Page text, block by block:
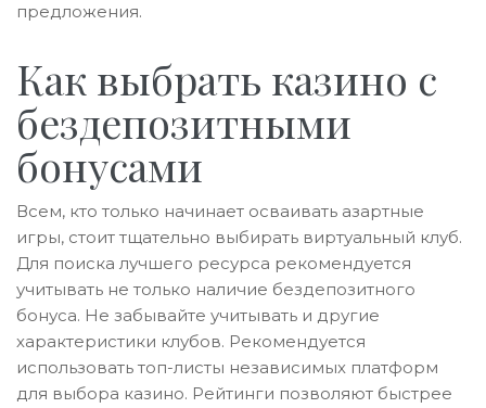
предложения.
Как выбрать казино с
бездепозитными
бонусами
Всем, кто только начинает осваивать азартные
игры, стоит тщательно выбирать виртуальный клуб.
Для поиска лучшего ресурса рекомендуется
учитывать не только наличие бездепозитного
бонуса. Не забывайте учитывать и другие
характеристики клубов. Рекомендуется
использовать топ-листы независимых платформ
для выбора казино. Рейтинги позволяют быстрее